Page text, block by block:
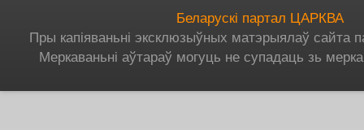
Беларускі партал ЦАРКВА
Пры капіяваньні эксклюзыўных матэрыялаў сайта
Меркаваньні аўтараў могуць не супадаць зь